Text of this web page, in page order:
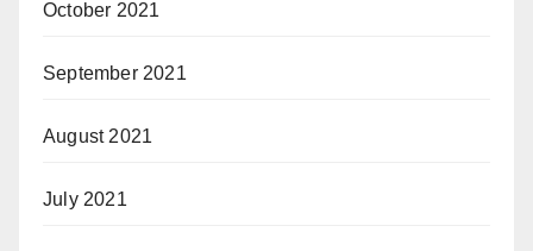
October 2021
September 2021
August 2021
July 2021